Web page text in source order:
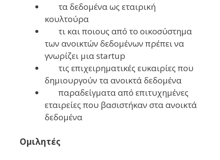
τα δεδομένα ως εταιρική
κουλτούρα
τι και ποιους από το οικοσύστημα
των ανοικτών δεδομένων πρέπει να
γνωρίζει μια startup
τις επιχειρηματικές ευκαιρίες που
δημιουργούν τα ανοικτά δεδομένα
παραδείγματα από επιτυχημένες
εταιρείες που βασιστήκαν στα ανοικτά
δεδομένα
Ομιλητές